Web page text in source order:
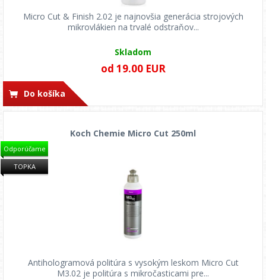
Micro Cut & Finish 2.02 je najnovšia generácia strojových
mikrovlákien na trvalé odstraňov...
Skladom
od 19.00 EUR
Do košíka
Odporúčame
TOPKA
Koch Chemie Micro Cut 250ml
Antihologramová politúra s vysokým leskom Micro Cut
M3.02 je politúra s mikročasticami pre...